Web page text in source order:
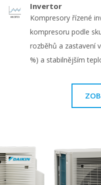
Invertor
Kompresory řízené
kompresoru podle
rozběhů a zastavení
%) a stabilnějším